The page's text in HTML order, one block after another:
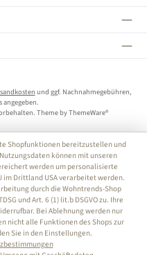
und ggf. Nachnahmegebühren,
Theme byThemeWare®
Shopfunktionen bereitzustellen und
können mit unseren
werden um personalisierte
im Drittland USA verarbeitet werden.
durch die Wohntrends-Shop
und Art. 6 (1) lit.b DSGVO zu. Ihre
Bei Ablehnung werden nur
nicht alle Funktionen des Shops zur
Sie in den Einstellungen.